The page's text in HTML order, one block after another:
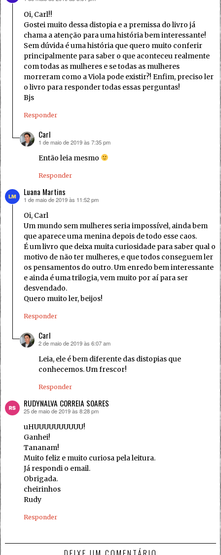
Oi, Carl!!
Gostei muito dessa distopia e a premissa do livro já
chama a atenção para uma história bem interessante!
Sem dúvida é uma história que quero muito conferir
principalmente para saber o que aconteceu realmente
com todas as mulheres e se todas as mulheres
morreram como a Viola pode existir?! Enfim, preciso ler
o livro para responder todas essas perguntas!
Bjs
Responder
Carl
disse:
1 de maio de 2019 às 7:35 pm
Então leia mesmo
Responder
Luana Martins
disse:
1 de maio de 2019 às 11:52 pm
Oi, Carl
Um mundo sem mulheres seria impossível, ainda bem
que aparece uma menina depois de todo esse caos.
É um livro que deixa muita curiosidade para saber qual o
motivo de não ter mulheres, e que todos conseguem ler
os pensamentos do outro. Um enredo bem interessante
e ainda é uma trilogia, vem muito por aí para ser
desvendado.
Quero muito ler, beijos!
Responder
Carl
disse:
2 de maio de 2019 às 6:07 am
Leia, ele é bem diferente das distopias que
conhecemos. Um frescor!
Responder
RUDYNALVA CORREIA SOARES
disse:
25 de maio de 2019 às 8:28 pm
uHUUUUUUUUUU!
Ganhei!
Tananam!
Muito feliz e muito curiosa pela leitura.
Já respondi o email.
Obrigada.
cheirinhos
Rudy
Responder